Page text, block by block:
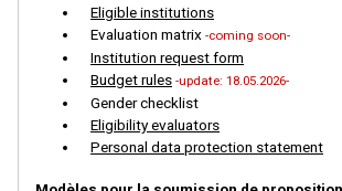
Eligible institutions
Evaluation matrix -coming soon-
Institution request form
Budget rules -update: 18.05.2026-
Gender checklist
Eligibility evaluators
Personal data protection statement